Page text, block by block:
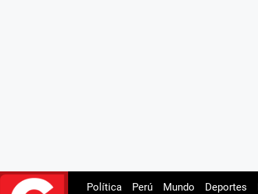
Política Perú Mundo Deportes